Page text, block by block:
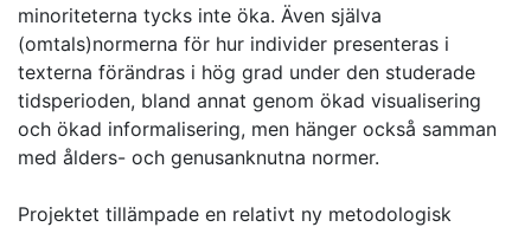
minoriteterna tycks inte öka. Även själva
(omtals)normerna för hur individer presenteras i
texterna förändras i hög grad under den studerade
tidsperioden, bland annat genom ökad visualisering
och ökad informalisering, men hänger också samman
med ålders- och genusanknutna normer.
Projektet tillämpade en relativt ny metodologisk